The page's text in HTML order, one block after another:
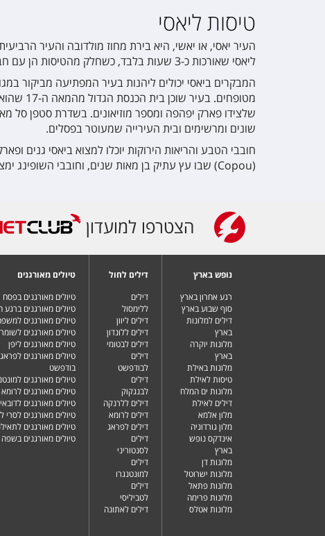
טיסות ליאסי
ליאסי שאורכות כ-3 שעות בלבד, כשחלק מהטיסות הן עם חברות תעופה לואו קוסט המציעות מחירי כרטיסים נמוכים במיוחד.
המבקרים ביאסי יכולים ליהנות בעיר המפתיעה מביקור
שלצידו פארק יפהפה ומספר מוזיאונים. בשדרת סטפן סל
שונים ומרשימים ובית העירייה שמעוטר בפסלים.
חובבי הטבע והריאות הירוקות יוכלו למצוא ביאסי גנים
(Copou) שבו עץ עתיק בן מאות שנים, וחובבי השופינג ימצאו בעיר חנויות יד שנייה רבות וקניונים מודרניים.
הצטרפו למועדון
נופש בארץ
רגע אחרון בארץ
סוף שבוע בארץ
דילים למלונות
בארץ
מלונות יוקרה
בארץ
מלונות באילת
טיסות לאילת
מלונות ים המלח
דילים לאילת
מלון אלמא
מלון גורדוניה
אינדקס נופש
בארץ
מלונות דן
מלונות ישרוטל
מלונות פתאל
מלונות פרימה
מלונות אטלס
דילים לחול
דילים
ללימסול
דילים ליוון
דילים ללונדון
דילים לבטומי
דילים
לבודפשט
דילים
לבנגקוק
דילים ללרנקה
דילים לרומא
דילים לפראג
דילים
לסנטוריני
דילים
למונטנגרו
דילים
לטביליסי
דילים לאתונה
טיולים מאורגנים
טיולים מאורגנים בפסח
טיולים מאורגנים ברגע
טיולים מאורגנים
טיולים מאורגנים
טיולים מאורגנים ליפן
טיולים מאורגנים לפראג
בודפשט
טיולים מאורגנים
טיולים מאורגנים
טיולים מאורגנים לדובאי
טיולים מאורגנים לסרי
טיולים מאורגנים
טיולים מאורגנים